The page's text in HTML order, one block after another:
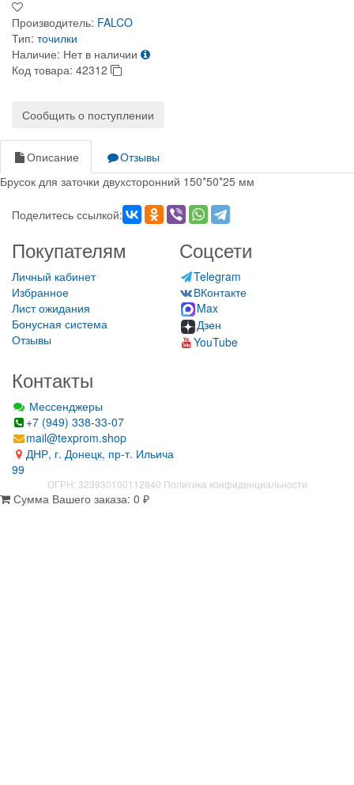
Производитель: FALCO
Тип: точилки
Наличие: Нет в наличии
Код товара: 42312
Сообщить о поступлении
Описание
Отзывы
Брусок для заточки двухсторонний 150*50*25 мм
Поделитесь ссылкой:
Покупателям
Личный кабинет
Избранное
Лист ожидания
Бонусная система
Отзывы
Соцсети
Telegram
ВКонтакте
Max
Дзен
YouTube
Контакты
Мессенджеры
+7 (949) 338-33-07
mail@texprom.shop
ДНР, г. Донецк, пр-т. Ильича
99
ОГРН: 323930100112840 Политика конфиденциальности
Сумма Вашего заказа: 0 ₽